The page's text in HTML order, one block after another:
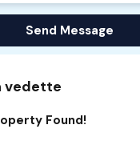
Send Message
vedette
Found!